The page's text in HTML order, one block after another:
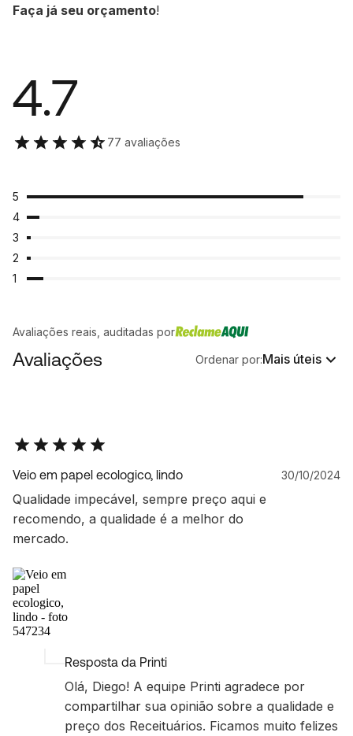
Faça já seu orçamento!
4.7
77 avaliações
5
4
3
2
1
Avaliações reais, auditadas por
Avaliações Ordenar por:Mais úteis
Veio em papel ecologico, lindo
Qualidade impecável, sempre preço aqui e
recomendo, a qualidade é a melhor do
mercado.
30/10/2024
Resposta da Printi
Olá, Diego! A equipe Printi agradece por
compartilhar sua opinião sobre a qualidade e
preço dos Receituários. Ficamos muito felizes